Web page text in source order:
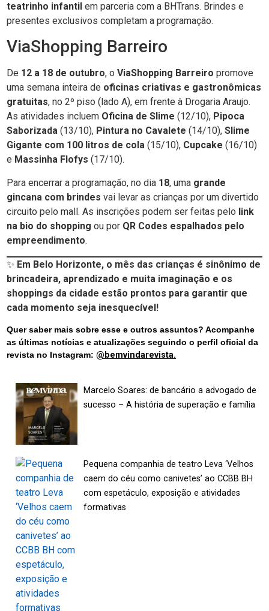
teatrinho infantil em parceria com a BHTrans. Brindes e
presentes exclusivos completam a programação.
ViaShopping Barreiro
De 12 a 18 de outubro, o ViaShopping Barreiro promove
uma semana inteira de oficinas criativas e gastronômicas
gratuitas, no 2º piso (lado A), em frente à Drogaria Araujo.
As atividades incluem Oficina de Slime (12/10), Pipoca
Saborizada (13/10), Pintura no Cavalete (14/10), Slime
Gigante com 100 litros de cola (15/10), Cupcake (16/10)
e Massinha Flofys (17/10).
Para encerrar a programação, no dia 18, uma grande
gincana com brindes vai levar as crianças por um divertido
circuito pelo mall. As inscrições podem ser feitas pelo link
na bio do shopping ou por QR Codes espalhados pelo
empreendimento.
✨ Em Belo Horizonte, o mês das crianças é sinônimo de
brincadeira, aprendizado e muita imaginação e os
shoppings da cidade estão prontos para garantir que
cada momento seja inesquecível!
Quer saber mais sobre esse e outros assuntos? Acompanhe
as últimas notícias e atualizações seguindo o perfil oficial da
revista no Instagram: @bemvindarevista.
Marcelo Soares: de bancário a advogado de
sucesso – A história de superação e família
Pequena companhia de teatro Leva ‘Velhos
caem do céu como canivetes’ ao CCBB BH
com espetáculo, exposição e atividades
formativas